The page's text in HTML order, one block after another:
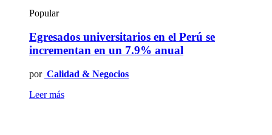
Popular
Egresados universitarios en el Perú se
incrementan en un 7.9% anual
por Calidad & Negocios
Leer más